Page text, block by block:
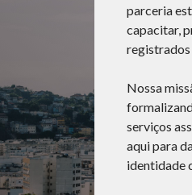
parceria
capacitar,
registrados
Nossa
serviços
aqui para
identidade